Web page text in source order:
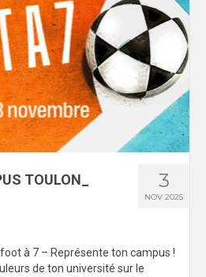
3
NOV 2025
TOULON_
à 7 – Représente ton campus !
de ton université sur le